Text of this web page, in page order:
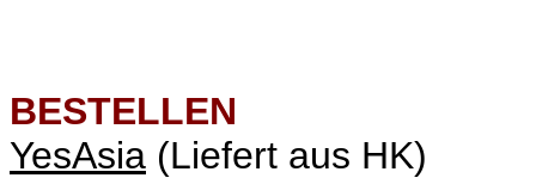
BESTELLEN
YesAsia (Liefert aus HK)